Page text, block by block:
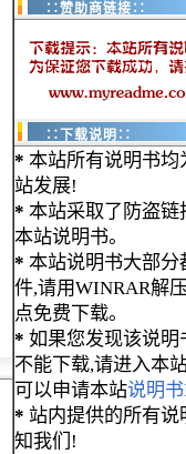
∷赞助商链接∷
∷下载说明∷
* 本站所有说明书均
站发展!
* 本站采取了防盗链
本站说明书。
* 本站说明书大部分
件,请用WINRAR解
点免费下载。
* 如果您发现该说明
不能下载,请进入本
可以申请本站说明
* 站内提供的所有
知我们!